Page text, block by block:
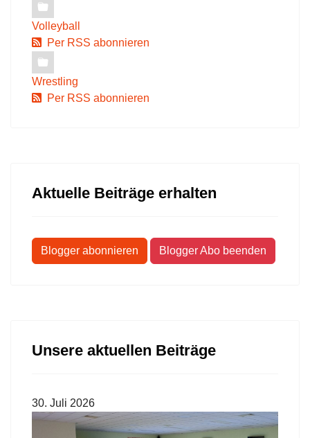
Volleyball
Per RSS abonnieren
Wrestling
Per RSS abonnieren
Aktuelle Beiträge erhalten
Blogger abonnieren Blogger Abo beenden
Unsere aktuellen Beiträge
30. Juli 2026